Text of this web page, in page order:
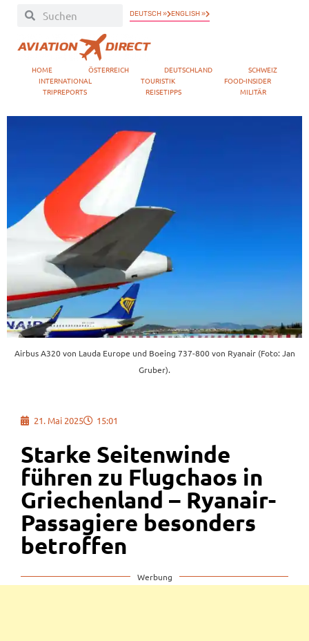
DEUTSCH » ENGLISH »
HOME ÖSTERREICH DEUTSCHLAND
SCHWEIZ
INTERNATIONAL
TOURISTIK
FOOD-INSIDER
TRIPREPORTS
REISETIPPS MILITÄR
Airbus A320 von Lauda Europe und Boeing 737-800 von Ryanair (Foto: Jan
Gruber).
21. Mai 2025 15:01
Starke Seitenwinde
führen zu Flugchaos in
Griechenland – Ryanair-
Passagiere besonders
betroffen
Werbung